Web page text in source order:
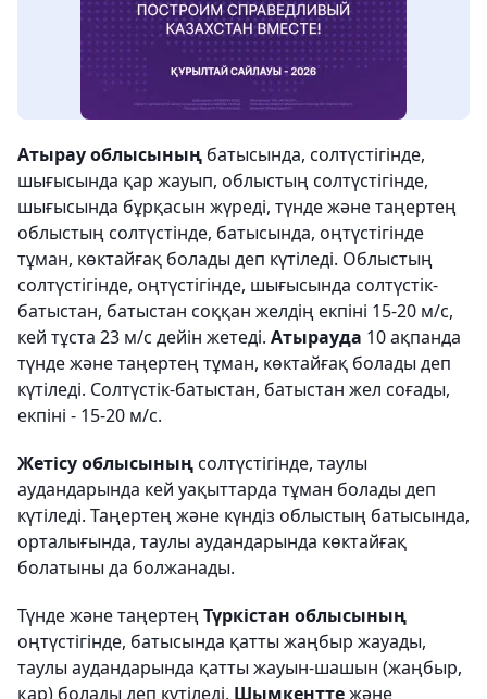
Атырау облысының батысында, солтүстігінде,
шығысында қар жауып, облыстың солтүстігінде,
шығысында бұрқасын жүреді, түнде және таңертең
облыстың солтүстінде, батысында, оңтүстігінде
тұман, көктайғақ болады деп күтіледі. Облыстың
солтүстігінде, оңтүстігінде, шығысында солтүстік-
батыстан, батыстан соққан желдің екпіні 15-20 м/с,
кей тұста 23 м/с дейін жетеді. Атырауда 10 ақпанда
түнде және таңертең тұман, көктайғақ болады деп
күтіледі. Солтүстік-батыстан, батыстан жел соғады,
екпіні - 15-20 м/с.
Жетісу облысыныңсолтүстігінде, таулы
аудандарында кей уақыттарда тұман болады деп
күтіледі. Таңертең және күндіз облыстың батысында,
орталығында, таулы аудандарында көктайғақ
болатыны да болжанады.
Түнде және таңертең Түркістан облысының
оңтүстігінде, батысында қатты жаңбыр жауады,
таулы аудандарында қатты жауын-шашын (жаңбыр,
қар) болады деп күтіледі. Шымкенттежәне